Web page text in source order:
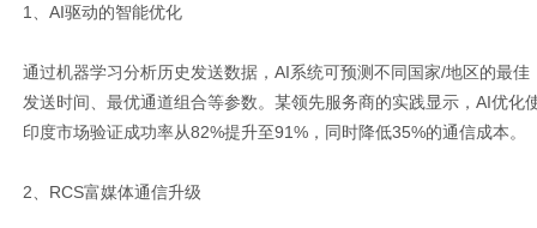
1、AI驱动的智能优化
通过机器学习分析历史发送数据，AI系统可预测不同国家/地区的最佳
发送时间、最优通道组合等参数。某领先服务商的实践显示，AI优化
印度市场验证成功率从82%提升至91%，同时降低35%的通信成本。
2、RCS富媒体通信升级